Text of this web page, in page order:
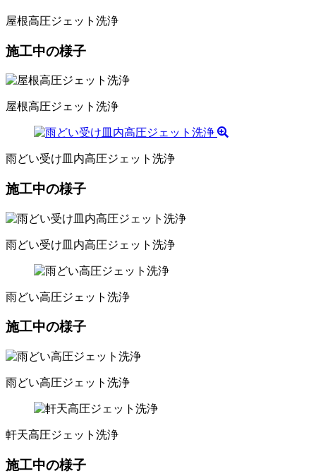
屋根高圧ジェット洗浄
施工中の様子
屋根高圧ジェット洗浄
雨どい受け皿内高圧ジェット洗浄
施工中の様子
雨どい受け皿内高圧ジェット洗浄
雨どい高圧ジェット洗浄
施工中の様子
雨どい高圧ジェット洗浄
軒天高圧ジェット洗浄
施工中の様子